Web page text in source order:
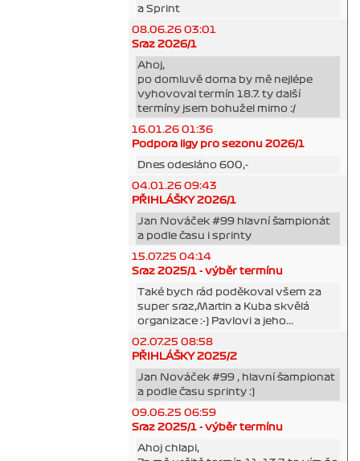
a Sprint
08.06.26 03:01
Sraz 2026/1
Ahoj,
po domluvě doma by mě nejlépe
vyhovoval termín 18.7. ty další
termíny jsem bohužel mimo :/
16.01.26 01:36
Podpora ligy pro sezonu 2026/1
Dnes odesláno 600,-
04.01.26 09:43
PŘIHLÁŠKY 2026/1
Jan Nováček #99 hlavní šampionát
a podle času i sprinty
15.07.25 04:14
Sraz 2025/1 - výběr termínu
Také bych rád poděkoval všem za
super sraz,Martin a Kuba skvělá
organizace :-) Pavlovi a jeho...
02.07.25 08:58
PŘIHLÁŠKY 2025/2
Jan Nováček #99 , hlavní šampionat
a podle času sprinty :)
09.06.25 06:59
Sraz 2025/1 - výběr termínu
Ahoj chlapi,